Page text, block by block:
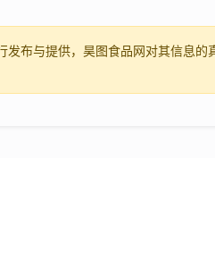
布与提供，昊图食品网对其信息的